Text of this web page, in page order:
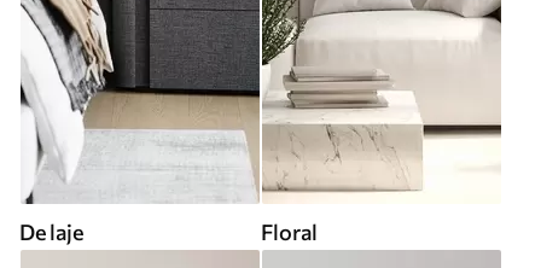
De laje Floral